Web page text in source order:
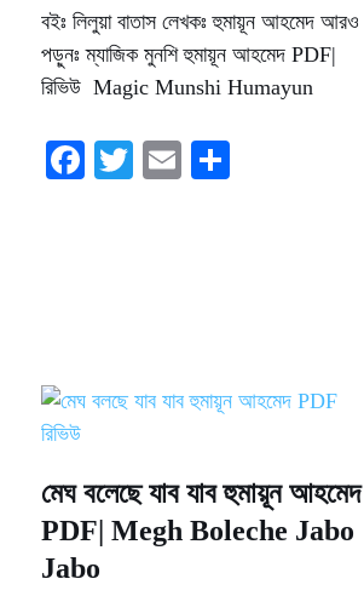
বইঃ লিলুয়া বাতাস লেখকঃ হুমায়ূন আহমেদ আরও
পড়ুনঃ ম্যাজিক মুনশি হুমায়ূন আহমেদ PDF|
রিভিউ Magic Munshi Humayun
Fa T
E
মেঘ বলেছে যাব যাব হুমায়ূন আহমেদ
PDF| Megh Boleche Jabo
Jabo